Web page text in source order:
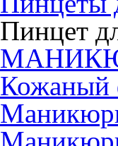
Пинцет
Кожаный